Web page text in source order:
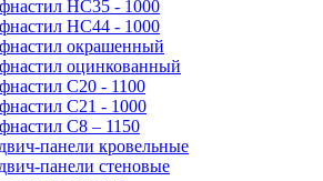
НС35 - 1000
НС44 - 1000
окрашенный
оцинкованный
С20 - 1100
С21 - 1000
С8 – 1150
панели кровельные
панели стеновые